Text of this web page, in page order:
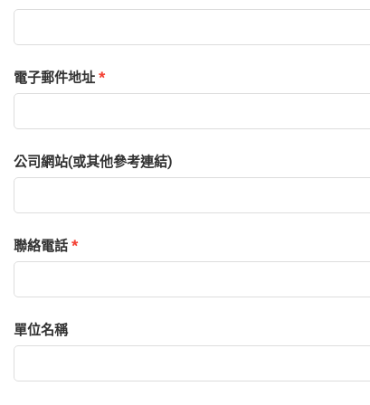
電子郵件地址 *
公司網站(或其他參考連結)
聯絡電話 *
單位名稱